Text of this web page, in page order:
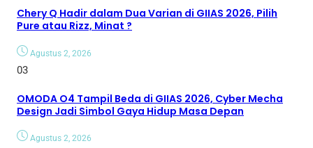
Chery Q Hadir dalam Dua Varian di GIIAS 2026, Pilih
Pure atau Rizz, Minat ?
Agustus 2, 2026
03
OMODA O4 Tampil Beda di GIIAS 2026, Cyber Mecha
Design Jadi Simbol Gaya Hidup Masa Depan
Agustus 2, 2026